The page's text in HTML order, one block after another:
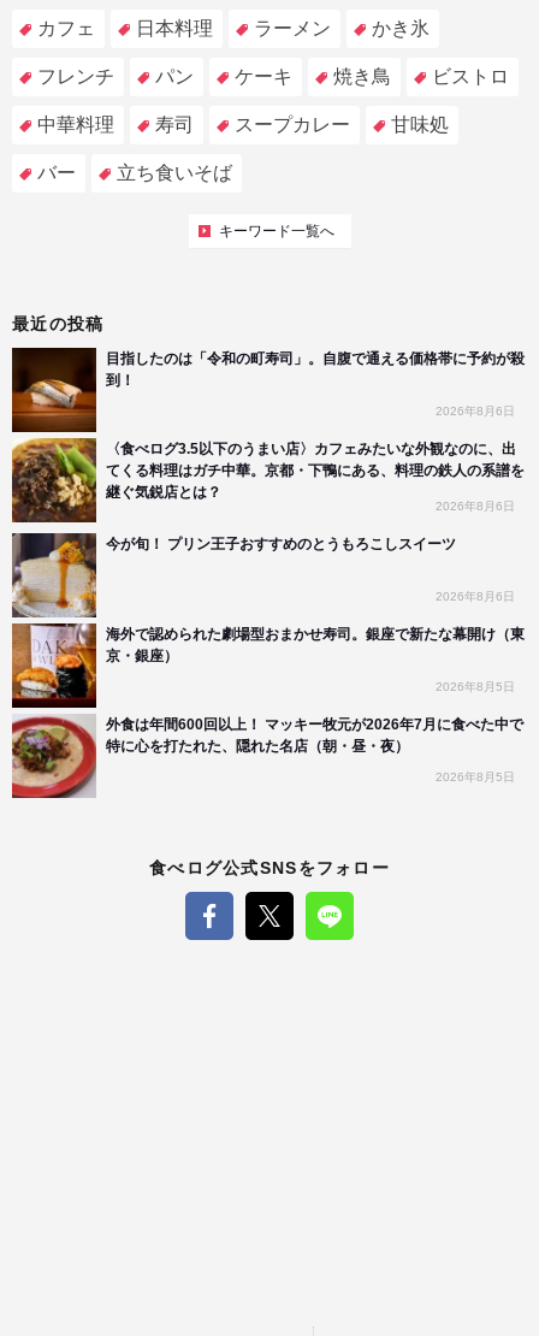
カフェ 日本料理 ラーメン かき氷
フレンチ パン ケーキ 焼き鳥 ビストロ
中華料理 寿司 スープカレー 甘味処
バー 立ち食いそば
キーワード一覧へ
最近の投稿
目指したのは「令和の町寿司」。自腹で通える価格帯に予約が殺
到！
2026年8月6日
〈食べログ3.5以下のうまい店〉カフェみたいな外観なのに、出
てくる料理はガチ中華。京都・下鴨にある、料理の鉄人の系譜を
継ぐ気鋭店とは？
2026年8月6日
今が旬！ プリン王子おすすめのとうもろこしスイーツ
2026年8月6日
海外で認められた劇場型おまかせ寿司。銀座で新たな幕開け（東
京・銀座）
2026年8月5日
外食は年間600回以上！ マッキー牧元が2026年7月に食べた中で
特に心を打たれた、隠れた名店（朝・昼・夜）
2026年8月5日
食べログ公式SNSをフォロー